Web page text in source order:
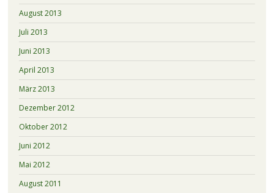
August 2013
Juli 2013
Juni 2013
April 2013
März 2013
Dezember 2012
Oktober 2012
Juni 2012
Mai 2012
August 2011